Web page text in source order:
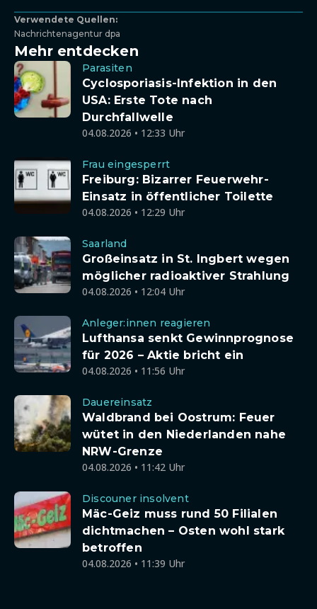
Verwendete Quellen:
Nachrichtenagentur dpa
Mehr entdecken
Parasiten
Cyclosporiasis-Infektion in den
USA: Erste Tote nach
Durchfallwelle
04.08.2026 • 12:33 Uhr
Frau eingesperrt
Freiburg: Bizarrer Feuerwehr-
Einsatz in öffentlicher Toilette
04.08.2026 • 12:29 Uhr
Saarland
Großeinsatz in St. Ingbert wegen
möglicher radioaktiver Strahlung
04.08.2026 • 12:04 Uhr
Anleger:innen reagieren
Lufthansa senkt Gewinnprognose
für 2026 – Aktie bricht ein
04.08.2026 • 11:56 Uhr
Dauereinsatz
Waldbrand bei Oostrum: Feuer
wütet in den Niederlanden nahe
NRW-Grenze
04.08.2026 • 11:42 Uhr
Discouner insolvent
Mäc-Geiz muss rund 50 Filialen
dichtmachen – Osten wohl stark
betroffen
04.08.2026 • 11:39 Uhr